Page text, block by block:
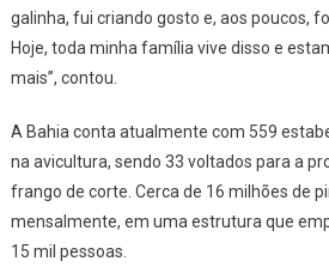
galinha, fui criando gosto e, aos poucos,
Hoje, toda minha família vive disso e
mais”, contou.
A Bahia conta atualmente com 559
na avicultura, sendo 33 voltados para a
frango de corte. Cerca de 16 milhões de
mensalmente, em uma estrutura que
15 mil pessoas.